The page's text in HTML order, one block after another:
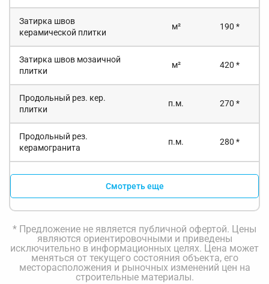
Затирка швов
керамической плитки
м² 190 *
Затирка швов мозаичной
плитки
м² 420 *
Продольный рез. кер.
плитки
п.м. 270 *
Продольный рез.
керамогранита
п.м. 280 *
Смотреть еще
* Предложение не является публичной офертой. Цены
являются ориентировочными и приведены
исключительно в информационных целях. Цена может
меняться от текущего состояния объекта, его
месторасположения и рыночных изменений цен на
строительные материалы.